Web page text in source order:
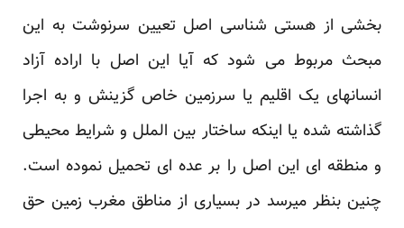
بخشی از هستی شناسی اصل تعیین سرنوشت به این
مبحث مربوط می شود که آیا این اصل با اراده آزاد
انسانهای یک اقلیم یا سرزمین خاص گزینش و به اجرا
گذاشته شده یا اینکه ساختار بین الملل و شرایط محیطی
و منطقه ای این اصل را بر عده ای تحمیل نموده است.
چنین بنظر میرسد در بسیاری از مناطق مغرب زمین حق